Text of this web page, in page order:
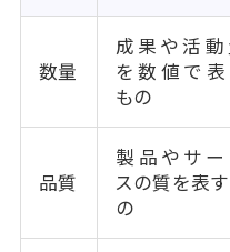
数量
成果や活動
を数値で表
もの
品質
製品やサー
スの質を表
の